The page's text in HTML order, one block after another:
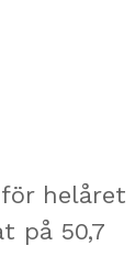
helåret
på 50,7